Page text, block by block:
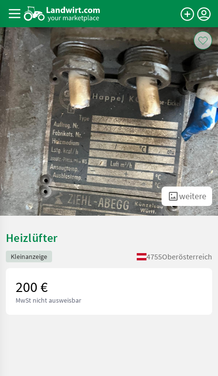
weitere
Heizlüfter
Kleinanzeige 4755Oberösterreich
200 €
MwSt nicht ausweisbar